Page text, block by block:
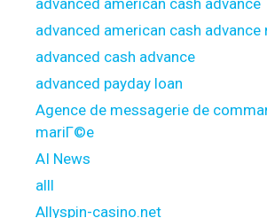
advanced american cash advance
advanced american cash advance
advanced cash advance
advanced payday loan
Agence de messagerie de
mariГ©e
AI News
alll
Allyspin-casino.net